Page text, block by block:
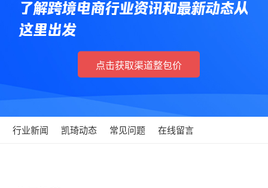
了解跨境电商行业资讯和最新动态从
这里出发
点击获取渠道整包价
行业新闻 凯琦动态 常见问题 在线留言